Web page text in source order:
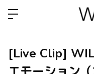
[Live Clip]